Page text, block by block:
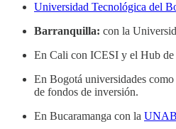
Universidad Tecnológica del
Barranquilla: con la
En Cali con ICESI y el Hub
En Bogotá universidades
de fondos de inversión.
En Bucaramanga con la UNAB